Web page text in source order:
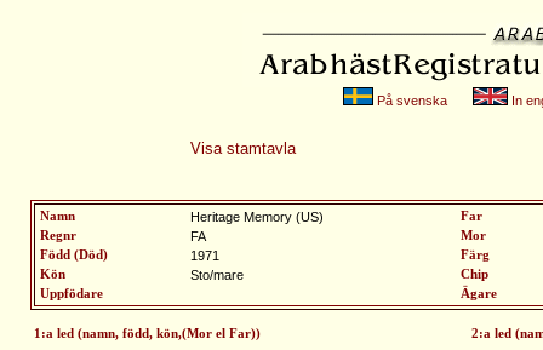
På svenska In
Visa stamtavla
Namn Heritage Memory (US)
Far
Regnr
FA
Mor
Född (Död)
1971
Färg
Kön
Sto/mare
Chip
Uppfödare
Ägare
1:a led (namn, född, kön,(Mor el Far)) 2:a led